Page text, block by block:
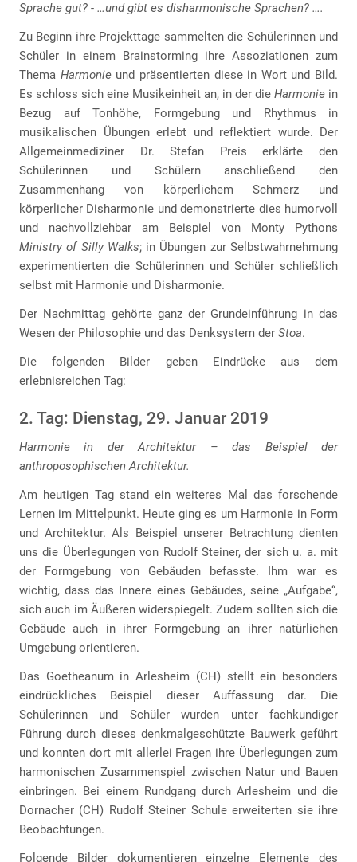
Sprache gut? - …und gibt es disharmonische Sprachen? ….
Zu Beginn ihre Projekttage sammelten die Schülerinnen und
Schüler in einem Brainstorming ihre Assoziationen zum
Thema Harmonieund präsentierten diese in Wort und Bild.
Es schloss sich eine Musikeinheit an, in der die Harmonie in
Bezug auf Tonhöhe, Formgebung und Rhythmus in
musikalischen Übungen erlebt und reflektiert wurde. Der
Allgemeinmediziner Dr. Stefan Preis erklärte den
Schülerinnen und Schülern anschließend den
Zusammenhang von körperlichem Schmerz und
körperlicher Disharmonie und demonstrierte dies humorvoll
und nachvollziehbar am Beispiel von Monty Pythons
Ministry of Silly Walks; in Übungen zur Selbstwahrnehmung
experimentierten die Schülerinnen und Schüler schließlich
selbst mit Harmonie und Disharmonie.
Der Nachmittag gehörte ganz der Grundeinführung in das
Wesen der Philosophie und das Denksystem der Stoa.
Die folgenden Bilder geben Eindrücke aus dem
erlebnisreichen Tag:
2. Tag: Dienstag, 29. Januar 2019
Harmonie in der Architektur – das Beispiel der
anthroposophischen Architektur.
Am heutigen Tag stand ein weiteres Mal das forschende
Lernen im Mittelpunkt. Heute ging es um Harmonie in Form
und Architektur. Als Beispiel unserer Betrachtung dienten
uns die Überlegungen von Rudolf Steiner, der sich u. a. mit
der Formgebung von Gebäuden befasste. Ihm war es
wichtig, dass das Innere eines Gebäudes, seine „Aufgabe“,
sich auch im Äußeren widerspiegelt. Zudem sollten sich die
Gebäude auch in ihrer Formgebung an ihrer natürlichen
Umgebung orientieren.
Das Goetheanum in Arlesheim (CH) stellt ein besonders
eindrückliches Beispiel dieser Auffassung dar. Die
Schülerinnen und Schüler wurden unter fachkundiger
Führung durch dieses denkmalgeschützte Bauwerk geführt
und konnten dort mit allerlei Fragen ihre Überlegungen zum
harmonischen Zusammenspiel zwischen Natur und Bauen
einbringen. Bei einem Rundgang durch Arlesheim und die
Dornacher (CH) Rudolf Steiner Schule erweiterten sie ihre
Beobachtungen.
Folgende Bilder dokumentieren einzelne Elemente des